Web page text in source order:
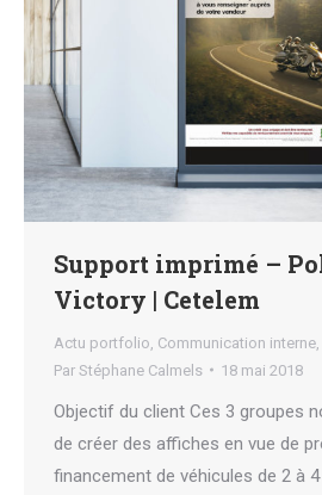
Support imprimé –
Victory | Cetelem
Actu portfolio Communication interne
Par Stéphane Calmels 18 mai 2018
Objectif du client Ces 3 groupes
de créer des affiches en vue de
financement de véhicules de 2 à